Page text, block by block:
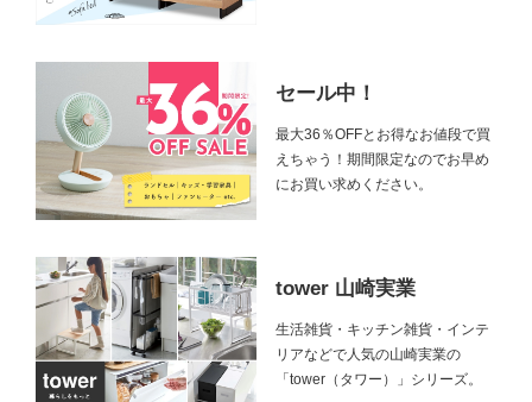
セール中！
最大36％OFFとお得なお値段で買
えちゃう！期間限定なのでお早め
にお買い求めください。
tower 山崎実業
生活雑貨・キッチン雑貨・インテ
リアなどで人気の山崎実業の
「tower（タワー）」シリーズ。